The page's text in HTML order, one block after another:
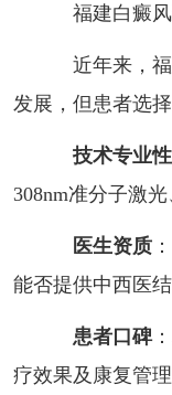
福建白癜风
近年来，福
发展，但患者选
技术专业性
308nm准分子激
医生资质
能否提供中西医
患者口碑
疗效果及康复管理